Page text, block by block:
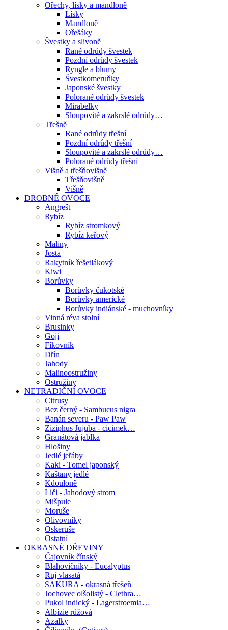
Ořechy, lísky a mandloně
Lísky
Mandloně
Ořešáky
Švestky a slivoně
Rané odrůdy švestek
Pozdní odrůdy švestek
Ryngle a blumy
Švestkomeruňky
Japonské švestky
Polorané odrůdy švestek
Mirabelky
Sloupovité a zakrslé odrůdy…
Třešně
Rané odrůdy třešní
Pozdní odrůdy třešní
Sloupovité a zakrslé odrůdy…
Polorané odrůdy třešní
Višně a třešňovišně
Třešňovišně
Višně
DROBNÉ OVOCE
Angrešt
Rybíz
Rybíz stromkový
Rybíz keřový
Maliny
Josta
Rakytník řešetlákový
Kiwi
Borůvky
Borůvky čukotské
Borůvky americké
Borůvky indiánské - muchovníky
Vinná réva stolní
Brusinky
Goji
Fíkovník
Dřín
Jahody
Malinoostružiny
Ostružiny
NETRADIČNÍ OVOCE
Citrusy
Bez černý - Sambucus nigra
Banán severu - Paw Paw
Ziziphus Jujuba - cicimek…
Granátová jablka
Hlošiny
Jedlé jeřáby
Kaki - Tomel japonský
Kaštany jedlé
Kdouloně
Liči - Jahodový strom
Mišpule
Moruše
Olivovníky
Oskeruše
Ostatní
OKRASNÉ DŘEVINY
Čajovník čínský
Blahovičníky - Eucalyptus
Ruj vlasatá
SAKURA - okrasná třešeň
Jochovec olšolistý - Clethra…
Pukol indický - Lagerstroemia…
Albízie růžová
Azalky